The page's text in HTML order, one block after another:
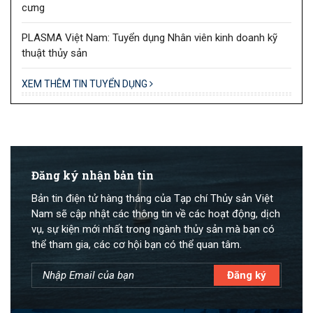
cưng
PLASMA Việt Nam: Tuyển dụng Nhân viên kinh doanh kỹ
thuật thủy sản
XEM THÊM TIN TUYỂN DỤNG
Đăng ký nhận bản tin
Bản tin điện tử hàng tháng của Tạp chí Thủy sản Việt
Nam sẽ cập nhật các thông tin về các hoạt động, dịch
vụ, sự kiện mới nhất trong ngành thủy sản mà bạn có
thể tham gia, các cơ hội bạn có thể quan tâm.